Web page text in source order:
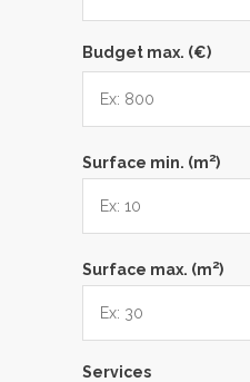
Budget max. (€)
Surface min. (m2)
Surface max. (m2)
Services